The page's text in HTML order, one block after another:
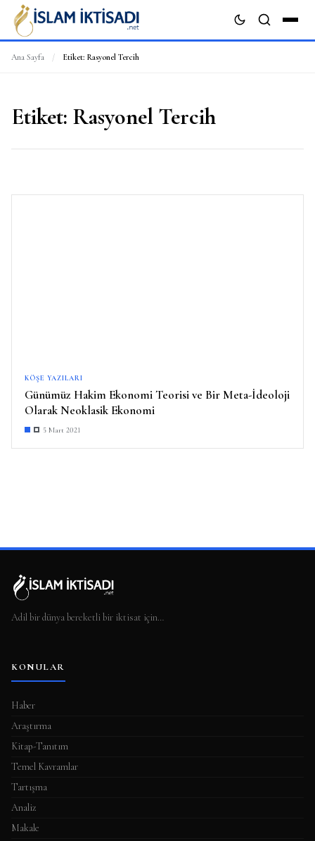
Ana Sayfa / Etiket: Rasyonel Tercih
Etiket: Rasyonel Tercih
KÖŞE YAZILARI
Günümüz Hakim Ekonomi Teorisi ve Bir Meta-İdeoloji
Olarak Neoklasik Ekonomi
5 Mart 2021
Adil bir dünya bereketli bir iktisat için…
KONULAR
Haber
Araştırma
Kitap-Tanıtım
Temel Kavramlar
Tartışma
Analiz
Makale